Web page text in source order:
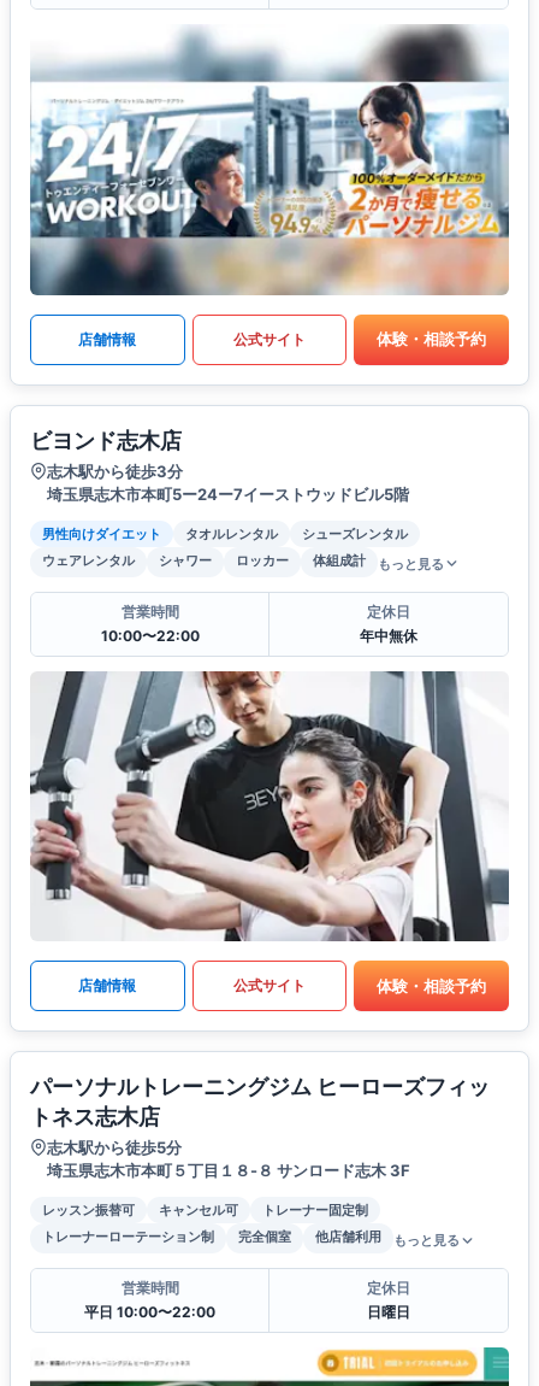
店舗情報 公式サイト 体験・相談予約
ビヨンド志木店
志木駅から徒歩3分
埼玉県志木市本町5ー24ー7イーストウッドビル5階
男性向けダイエット タオルレンタル
シューズレンタル
ウェアレンタル
シャワー ロッカー 体組成計 もっと見る
営業時間
10:00〜22:00
定休日
年中無休
店舗情報 公式サイト 体験・相談予約
パーソナルトレーニングジム ヒーローズフィッ
トネス志木店
志木駅から徒歩5分
埼玉県志木市本町５丁目１８-８ サンロード志木 3F
レッスン振替可 キャンセル可
トレーナー固定制
トレーナーローテーション制
完全個室 他店舗利用 もっと見る
営業時間
平日 10:00〜22:00
定休日
日曜日